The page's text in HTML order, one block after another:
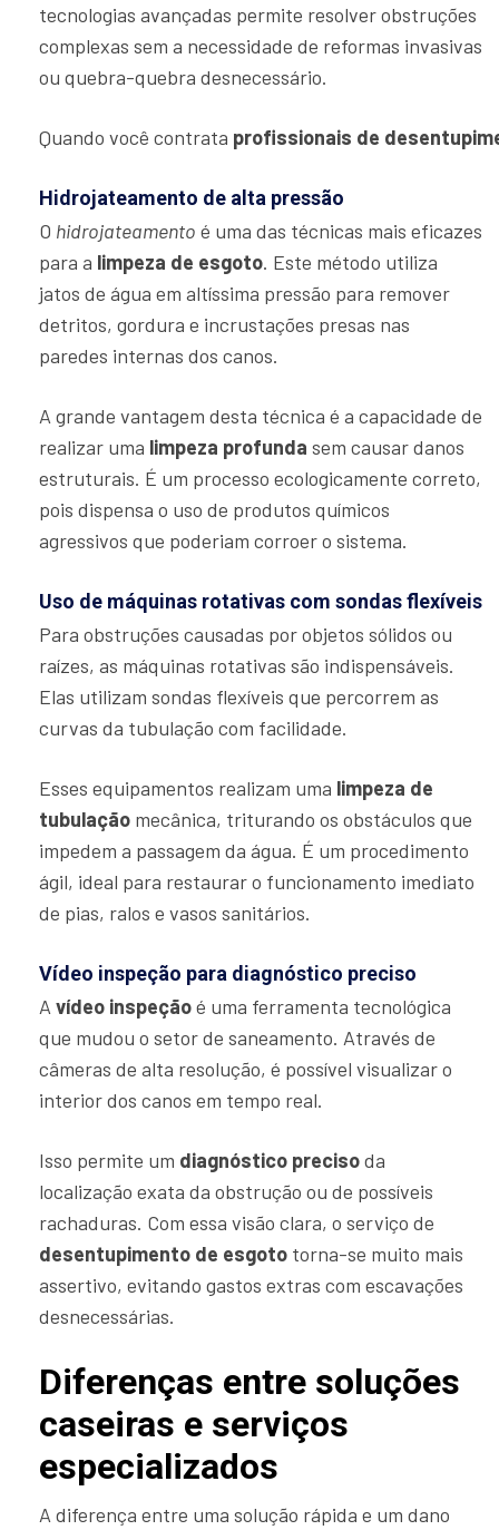
tecnologias avançadas permite resolver obstruções
complexas sem a necessidade de reformas invasivas
ou quebra-quebra desnecessário.
Quando você contrata profissionais de
Hidrojateamento de alta pressão
O hidrojateamento é uma das técnicas mais eficazes
para a limpeza de esgoto. Este método utiliza
jatos de água em altíssima pressão para remover
detritos, gordura e incrustações presas nas
paredes internas dos canos.
A grande vantagem desta técnica é a capacidade de
realizar uma limpeza profunda sem causar danos
estruturais. É um processo ecologicamente correto,
pois dispensa o uso de produtos químicos
agressivos que poderiam corroer o sistema.
Uso de máquinas rotativas com sondas flexíveis
Para obstruções causadas por objetos sólidos ou
raízes, as máquinas rotativas são indispensáveis.
Elas utilizam sondas flexíveis que percorrem as
curvas da tubulação com facilidade.
Esses equipamentos realizam uma limpeza de
tubulação mecânica, triturando os obstáculos que
impedem a passagem da água. É um procedimento
ágil, ideal para restaurar o funcionamento imediato
de pias, ralos e vasos sanitários.
Vídeo inspeção para diagnóstico preciso
A vídeo inspeçãoé uma ferramenta tecnológica
que mudou o setor de saneamento. Através de
câmeras de alta resolução, é possível visualizar o
interior dos canos em tempo real.
Isso permite um diagnóstico precisoda
localização exata da obstrução ou de possíveis
rachaduras. Com essa visão clara, o serviço de
desentupimento de esgoto torna-se muito mais
assertivo, evitando gastos extras com escavações
desnecessárias.
Diferenças entre soluções
caseiras e serviços
especializados
A diferença entre uma solução rápida e um dano